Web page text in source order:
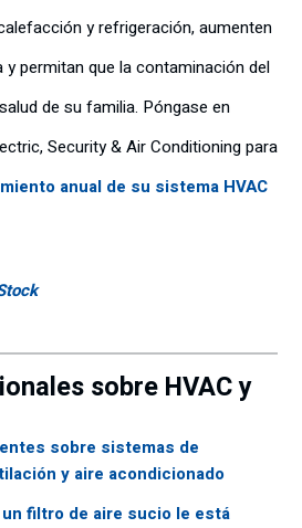
y refrigeración, aumenten
permitan que la contaminación del
de su familia. Póngase en
Security & Air Conditioning para
anual de su sistema HVAC
sobre HVAC y
sobre sistemas de
y aire acondicionado
filtro de aire sucio le está